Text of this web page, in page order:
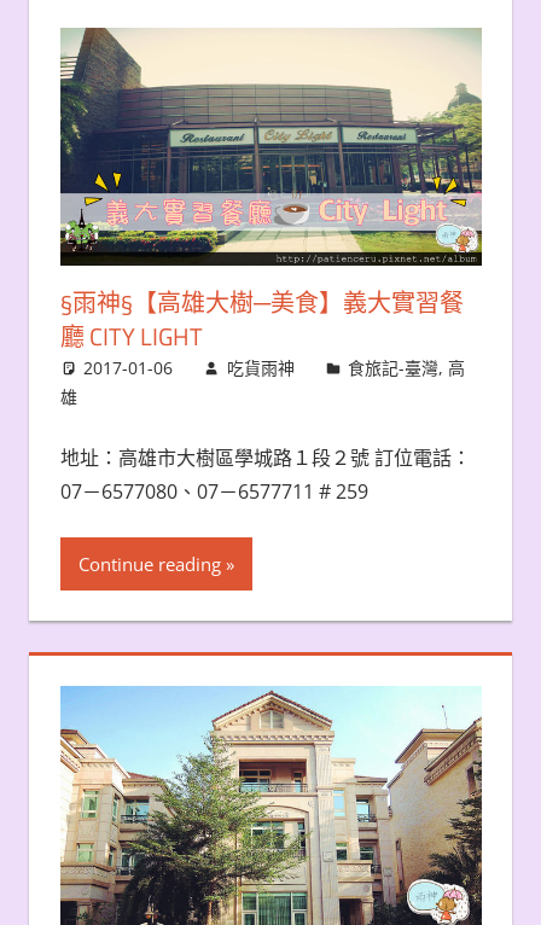
§雨神§【高雄大樹─美食】義大實習餐
廳 CITY LIGHT
2017-01-06 吃貨雨神 食旅記-臺灣,高
雄
地址：高雄市大樹區學城路１段２號 訂位電話：
07－6577080、07－6577711 # 259
Continue reading